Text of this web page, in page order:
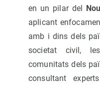
en un pilar del
aplicant
amb i dins dels
societat civil,
comunitats dels
consultant